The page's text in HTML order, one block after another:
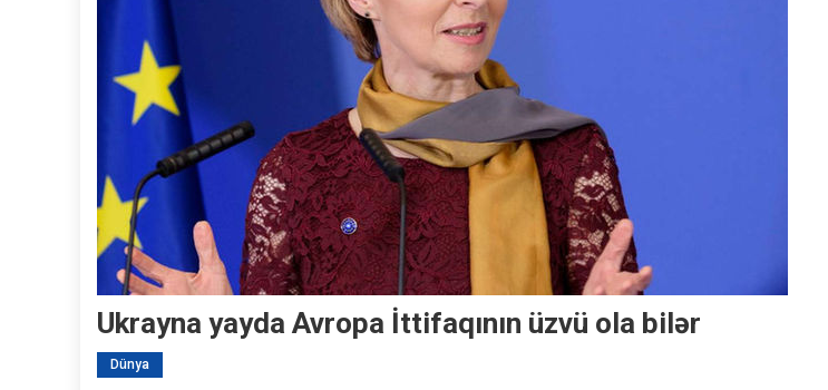
Ukrayna yayda Avropa İttifaqının üzvü ola bilər
Dünya